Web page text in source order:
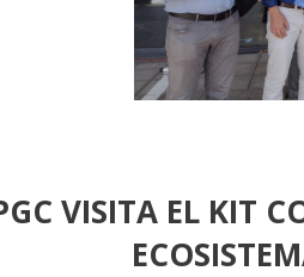
VISITA EL KIT